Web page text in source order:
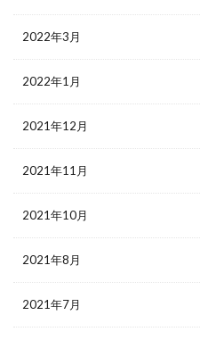
2022年3月
2022年1月
2021年12月
2021年11月
2021年10月
2021年8月
2021年7月